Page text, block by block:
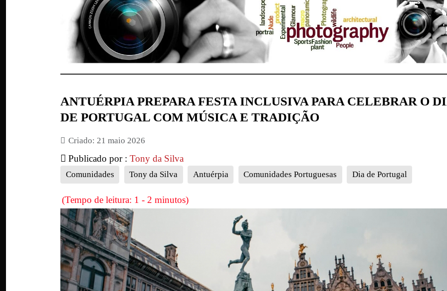
ANTUÉRPIA PREPARA FESTA INCLUSIVA PARA CELEBRAR O
DE PORTUGAL COM MÚSICA E TRADIÇÃO
Criado: 21 maio 2026
Publicado por : Tony da Silva
Comunidades Tony da Silva Antuérpia Comunidades Portuguesas Dia de Portugal
(Tempo de leitura: 1 - 2 minutos)